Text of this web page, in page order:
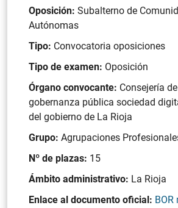
Oposición: Subalterno de
Autónomas
Tipo: Convocatoria oposiciones
Tipo de examen: Oposición
Órgano convocante: Consejería
gobernanza pública sociedad
del gobierno de La Rioja
Grupo: Agrupaciones
Nº de plazas: 15
Ámbito administrativo: La Rioja
Enlace al documento oficial: BOR